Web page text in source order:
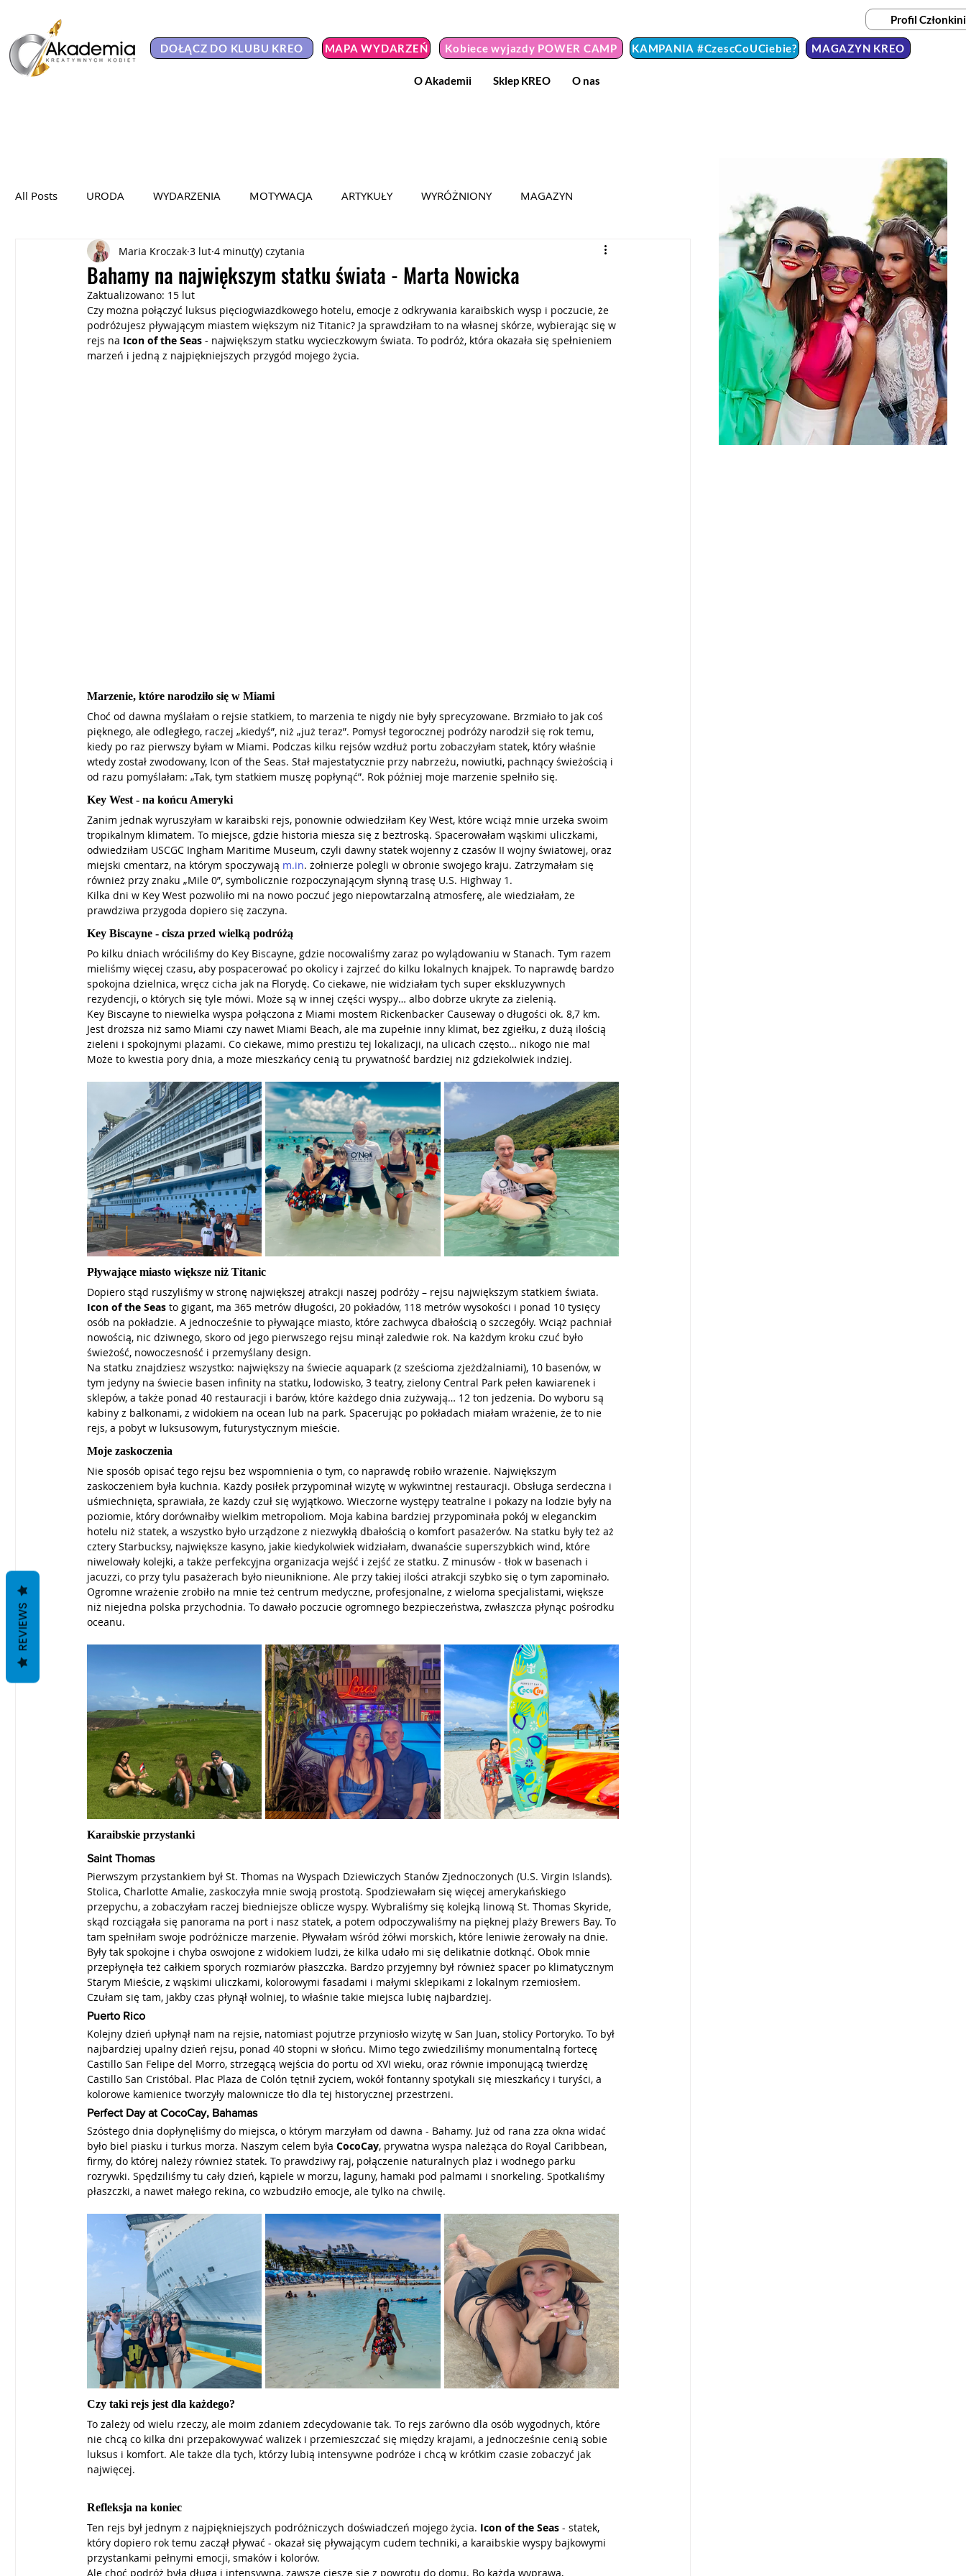
DOŁĄCZ DO KLUBU KREO KAMPANIA #CzescCoUCiebie?
Profil Członkini
MAGAZYN KREO
O Akademii Sklep KREO O nas
Kobiece wyjazdy POWER CAMP
MAPA WYDARZEŃ
All Posts URODA WYDARZENIA MOTYWACJA ARTYKUŁY WYRÓŻNIONY MAGAZYN
KAMPANIA SPOŁECZNA WYWIADY WYKŁADY KOBIETA Z MISJĄ
HER POWER 2025 PORTRETY KOBIET KOBIETY NIEZWYKŁE WYZWANIE PODRÓŻ DO SAMEJ SIEBIE
Bahamy na największym statku świata - Marta Nowicka
Maria Kroczak 3 lut 4 minut(y) czytania
Zaktualizowano: 15 lut
Czy można połączyć luksus pięciogwiazdkowego hotelu, emocje z odkrywania karaibskich wysp i poczucie, że
podróżujesz pływającym miastem większym niż Titanic? Ja sprawdziłam to na własnej skórze, wybierając się w
rejs na Icon of the Seas - największym statku wycieczkowym świata. To podróż, która okazała się spełnieniem
marzeń i jedną z najpiękniejszych przygód mojego życia.
Marzenie, które narodziło się w Miami
Choć od dawna myślałam o rejsie statkiem, to marzenia te nigdy nie były sprecyzowane. Brzmiało to jak coś
pięknego, ale odległego, raczej „kiedyś”, niż „już teraz”. Pomysł tegorocznej podróży narodził się rok temu,
kiedy po raz pierwszy byłam w Miami. Podczas kilku rejsów wzdłuż portu zobaczyłam statek, który właśnie
wtedy został zwodowany, Icon of the Seas. Stał majestatycznie przy nabrzeżu, nowiutki, pachnący świeżością i
od razu pomyślałam: „Tak, tym statkiem muszę popłynąć”. Rok później moje marzenie spełniło się.
Key West - na końcu Ameryki
Zanim jednak wyruszyłam w karaibski rejs, ponownie odwiedziłam Key West, które wciąż mnie urzeka swoim
tropikalnym klimatem. To miejsce, gdzie historia miesza się z beztroską. Spacerowałam wąskimi uliczkami,
odwiedziłam USCGC Ingham Maritime Museum, czyli dawny statek wojenny z czasów II wojny światowej, oraz
miejski cmentarz, na którym spoczywają m.in. żołnierze polegli w obronie swojego kraju. Zatrzymałam się
również przy znaku „Mile 0”, symbolicznie rozpoczynającym słynną trasę U.S. Highway 1.
Kilka dni w Key West pozwoliło mi na nowo poczuć jego niepowtarzalną atmosferę, ale wiedziałam, że
prawdziwa przygoda dopiero się zaczyna.
Key Biscayne - cisza przed wielką podróżą
Po kilku dniach wróciliśmy do Key Biscayne, gdzie nocowaliśmy zaraz po wylądowaniu w Stanach. Tym razem
mieliśmy więcej czasu, aby pospacerować po okolicy i zajrzeć do kilku lokalnych knajpek. To naprawdę bardzo
spokojna dzielnica, wręcz cicha jak na Florydę. Co ciekawe, nie widziałam tych super ekskluzywnych
rezydencji, o których się tyle mówi. Może są w innej części wyspy… albo dobrze ukryte za zielenią.
Key Biscayne to niewielka wyspa połączona z Miami mostem Rickenbacker Causeway o długości ok. 8,7 km.
Jest droższa niż samo Miami czy nawet Miami Beach, ale ma zupełnie inny klimat, bez zgiełku, z dużą ilością
zieleni i spokojnymi plażami. Co ciekawe, mimo prestiżu tej lokalizacji, na ulicach często… nikogo nie ma!
Może to kwestia pory dnia, a może mieszkańcy cenią tu prywatność bardziej niż gdziekolwiek indziej.
Pływające miasto większe niż Titanic
Dopiero stąd ruszyliśmy w stronę największej atrakcji naszej podróży – rejsu największym statkiem świata.
Icon of the Seas to gigant, ma 365 metrów długości, 20 pokładów, 118 metrów wysokości i ponad 10 tysięcy
osób na pokładzie. A jednocześnie to pływające miasto, które zachwyca dbałością o szczegóły. Wciąż pachniał
nowością, nic dziwnego, skoro od jego pierwszego rejsu minął zaledwie rok. Na każdym kroku czuć było
świeżość, nowoczesność i przemyślany design.
Na statku znajdziesz wszystko: największy na świecie aquapark (z sześcioma zjeżdżalniami), 10 basenów, w
tym jedyny na świecie basen infinity na statku, lodowisko, 3 teatry, zielony Central Park pełen kawiarenek i
sklepów, a także ponad 40 restauracji i barów, które każdego dnia zużywają… 12 ton jedzenia. Do wyboru są
kabiny z balkonami, z widokiem na ocean lub na park. Spacerując po pokładach miałam wrażenie, że to nie
rejs, a pobyt w luksusowym, futurystycznym mieście.
Moje zaskoczenia
Nie sposób opisać tego rejsu bez wspomnienia o tym, co naprawdę robiło wrażenie. Największym
zaskoczeniem była kuchnia. Każdy posiłek przypominał wizytę w wykwintnej restauracji. Obsługa serdeczna i
uśmiechnięta, sprawiała, że każdy czuł się wyjątkowo. Wieczorne występy teatralne i pokazy na lodzie były na
poziomie, który dorównałby wielkim metropoliom. Moja kabina bardziej przypominała pokój w eleganckim
hotelu niż statek, a wszystko było urządzone z niezwykłą dbałością o komfort pasażerów. Na statku były też aż
cztery Starbucksy, największe kasyno, jakie kiedykolwiek widziałam, dwanaście superszybkich wind, które
niwelowały kolejki, a także perfekcyjna organizacja wejść i zejść ze statku. Z minusów - tłok w basenach i
jacuzzi, co przy tylu pasażerach było nieuniknione. Ale przy takiej ilości atrakcji szybko się o tym zapominało.
Ogromne wrażenie zrobiło na mnie też centrum medyczne, profesjonalne, z wieloma specjalistami, większe
niż niejedna polska przychodnia. To dawało poczucie ogromnego bezpieczeństwa, zwłaszcza płynąc pośrodku
oceanu.
Karaibskie przystanki
Saint Thomas
Pierwszym przystankiem był St. Thomas na Wyspach Dziewiczych Stanów Zjednoczonych (U.S. Virgin Islands).
Stolica, Charlotte Amalie, zaskoczyła mnie swoją prostotą. Spodziewałam się więcej amerykańskiego
przepychu, a zobaczyłam raczej biedniejsze oblicze wyspy. Wybraliśmy się kolejką linową St. Thomas Skyride,
skąd rozciągała się panorama na port i nasz statek, a potem odpoczywaliśmy na pięknej plaży Brewers Bay. To
tam spełniłam swoje podróżnicze marzenie. Pływałam wśród żółwi morskich, które leniwie żerowały na dnie.
Były tak spokojne i chyba oswojone z widokiem ludzi, że kilka udało mi się delikatnie dotknąć. Obok mnie
przepłynęła też całkiem sporych rozmiarów płaszczka. Bardzo przyjemny był również spacer po klimatycznym
Starym Mieście, z wąskimi uliczkami, kolorowymi fasadami i małymi sklepikami z lokalnym rzemiosłem.
Czułam się tam, jakby czas płynął wolniej, to właśnie takie miejsca lubię najbardziej.
Puerto Rico
Kolejny dzień upłynął nam na rejsie, natomiast pojutrze przyniosło wizytę w San Juan, stolicy Portoryko. To był
najbardziej upalny dzień rejsu, ponad 40 stopni w słońcu. Mimo tego zwiedziliśmy monumentalną fortecę
Castillo San Felipe del Morro, strzegącą wejścia do portu od XVI wieku, oraz równie imponującą twierdzę
Castillo San Cristóbal. Plac Plaza de Colón tętnił życiem, wokół fontanny spotykali się mieszkańcy i turyści, a
kolorowe kamienice tworzyły malownicze tło dla tej historycznej przestrzeni.
Perfect Day at CocoCay, Bahamas
Szóstego dnia dopłynęliśmy do miejsca, o którym marzyłam od dawna - Bahamy. Już od rana zza okna widać
było biel piasku i turkus morza. Naszym celem była CocoCay, prywatna wyspa należąca do Royal Caribbean,
firmy, do której należy również statek. To prawdziwy raj, połączenie naturalnych plaż i wodnego parku
rozrywki. Spędziliśmy tu cały dzień, kąpiele w morzu, laguny, hamaki pod palmami i snorkeling. Spotkaliśmy
płaszczki, a nawet małego rekina, co wzbudziło emocje, ale tylko na chwilę.
Czy taki rejs jest dla każdego?
To zależy od wielu rzeczy, ale moim zdaniem zdecydowanie tak. To rejs zarówno dla osób wygodnych, które
nie chcą co kilka dni przepakowywać walizek i przemieszczać się między krajami, a jednocześnie cenią sobie
luksus i komfort. Ale także dla tych, którzy lubią intensywne podróże i chcą w krótkim czasie zobaczyć jak
najwięcej.
Refleksja na koniec
Ten rejs był jednym z najpiękniejszych podróżniczych doświadczeń mojego życia. Icon of the Seas - statek,
który dopiero rok temu zaczął pływać - okazał się pływającym cudem techniki, a karaibskie wyspy bajkowymi
przystankami pełnymi emocji, smaków i kolorów.
Ale choć podróż była długa i intensywna, zawsze cieszę się z powrotu do domu. Bo każda wyprawa,
REVIEWS